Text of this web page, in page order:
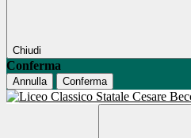
Chiudi
Conferma
Annulla Conferma